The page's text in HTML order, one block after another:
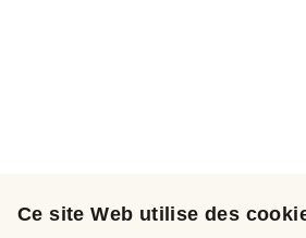
Ce site Web utilise des